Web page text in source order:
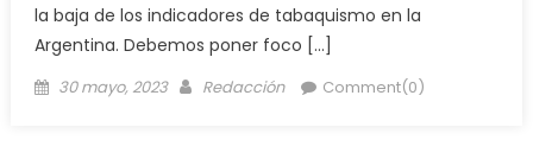
la baja de los indicadores de tabaquismo en la
Argentina. Debemos poner foco […]
30 mayo, 2023 Redacción Comment(0)